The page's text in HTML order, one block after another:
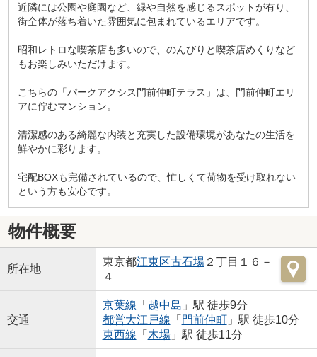
近隣には公園や庭園など、緑や自然を感じるスポットが有り、
街全体が落ち着いた雰囲気に包まれているエリアです。
昭和レトロな喫茶店も多いので、のんびりと喫茶店めくりなど
もお楽しみいただけます。
こちらの「パークアクシス門前仲町テラス」は、門前仲町エリ
アに佇むマンション。
清潔感のある綺麗な内装と充実した設備環境があなたの生活を
鮮やかに彩ります。
宅配BOXも完備されているので、忙しくて荷物を受け取れない
という方も安心です。
物件概要
所在地
東京都江東区古石場２丁目１６－
４
交通
京葉線 「 越中島 」駅 徒歩9分
都営大江戸線 「 門前仲町」駅 徒歩10分
東西線 「 木場」駅 徒歩11分